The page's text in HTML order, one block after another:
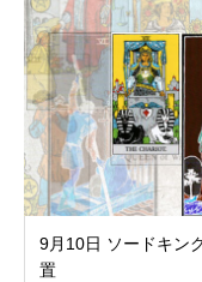
9月10日 ソードキン
置